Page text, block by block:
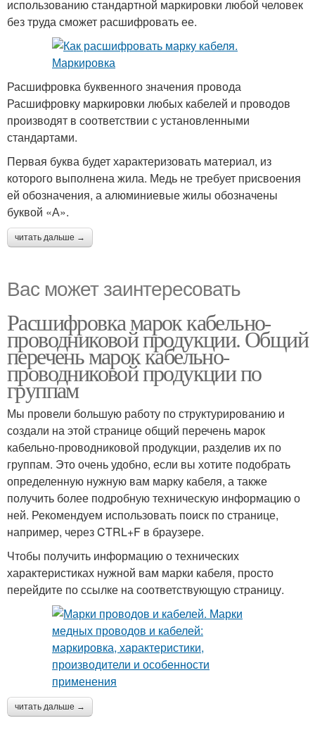
использованию стандартной маркировки любой человек
без труда сможет расшифровать ее.
Расшифровка буквенного значения провода
Расшифровку маркировки любых кабелей и проводов
производят в соответствии с установленными
стандартами.
Первая буква будет характеризовать материал, из
которого выполнена жила. Медь не требует присвоения
ей обозначения, а алюминиевые жилы обозначены
буквой «А».
читать дальше →
Вас может заинтересовать
Расшифровка марок кабельно-
проводниковой продукции. Общий
перечень марок кабельно-
проводниковой продукции по
группам
Мы провели большую работу по структурированию и
создали на этой странице общий перечень марок
кабельно-проводниковой продукции, разделив их по
группам. Это очень удобно, если вы хотите подобрать
определенную нужную вам марку кабеля, а также
получить более подробную техническую информацию о
ней. Рекомендуем использовать поиск по странице,
например, через CTRL+F в браузере.
Чтобы получить информацию о технических
характеристиках нужной вам марки кабеля, просто
перейдите по ссылке на соответствующую страницу.
читать дальше →